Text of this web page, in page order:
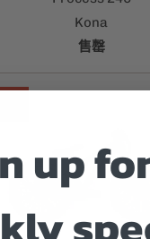
Kona
售罄
up